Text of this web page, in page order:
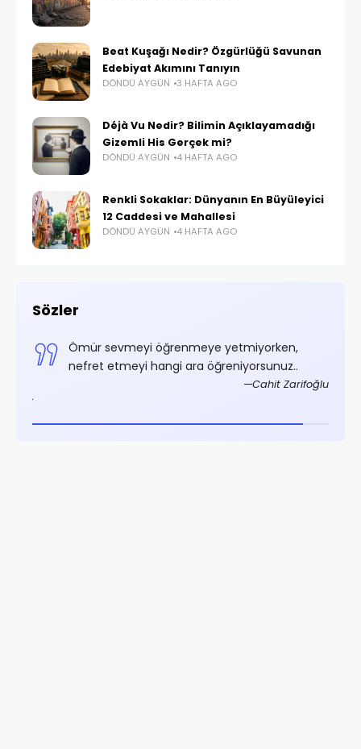
Beat Kuşağı Nedir? Özgürlüğü Savunan
Edebiyat Akımını Tanıyın
DÖNDÜ AYGÜN 3 HAFTA AGO
Déjà Vu Nedir? Bilimin Açıklayamadığı
Gizemli His Gerçek mi?
DÖNDÜ AYGÜN 4 HAFTA AGO
Renkli Sokaklar: Dünyanın En Büyüleyici
12 Caddesi ve Mahallesi
DÖNDÜ AYGÜN 4 HAFTA AGO
Sözler
Ömür sevmeyi öğrenmeye yetmiyorken,
nefret etmeyi hangi ara öğreniyorsunuz..
Cahit Zarifoğlu